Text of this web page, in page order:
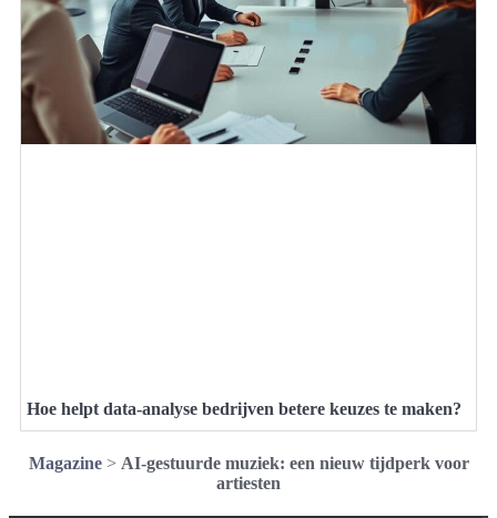
Hoe helpt data-analyse bedrijven betere keuzes te maken?
Magazine> AI-gestuurde muziek: een nieuw tijdperk voor
artiesten